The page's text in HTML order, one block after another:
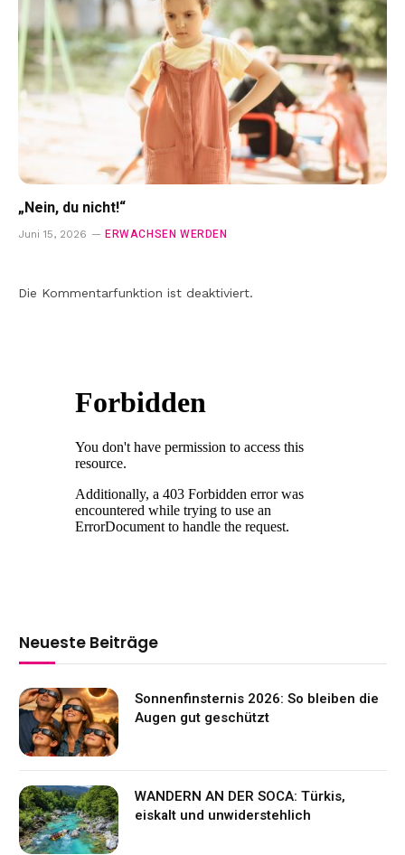
„Nein, du nicht!“
Juni 15, 2026 ERWACHSEN WERDEN
Die Kommentarfunktion ist deaktiviert.
Neueste Beiträge
Sonnenfinsternis 2026: So bleiben die
Augen gut geschützt
WANDERN AN DER SOCA: Türkis,
eiskalt und unwiderstehlich